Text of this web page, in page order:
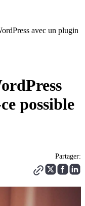
avec un plugin
possible
Partager: